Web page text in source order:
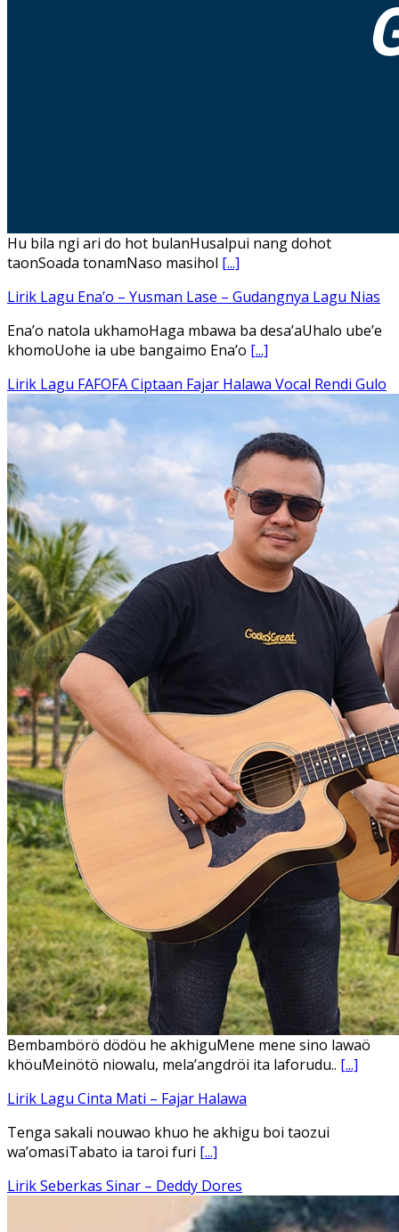
Hu bila ngi ari do hot bulanHusalpui nang dohot
taonSoada tonamNaso masihol [...]
Lirik Lagu Ena’o – Yusman Lase – Gudangnya Lagu Nias
Ena’o natola ukhamoHaga mbawa ba desa’aUhalo ube’e
khomoUohe ia ube bangaimo Ena’o
Lirik Lagu FAFOFA Ciptaan Fajar Halawa Vocal Rendi Gulo